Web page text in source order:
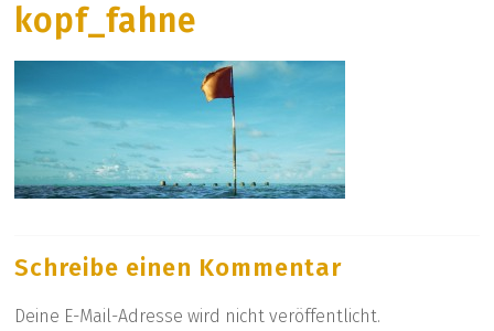
&
Psychodynamisches
&
Organisationsentwicklung
und
kopf_fahne
Schreibe einen Kommentar
Deine E-Mail-Adresse wird nicht veröffentlicht.